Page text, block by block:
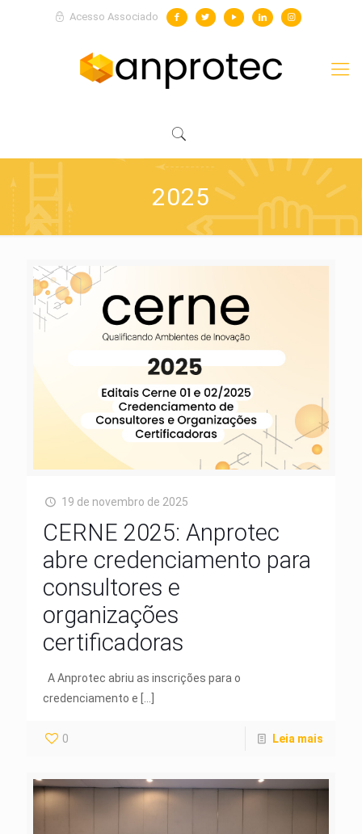
Acesso Associado
2025
19 de novembro de 2025
CERNE 2025: Anprotec
abre credenciamento para
consultores e
organizações
certificadoras
A Anprotec abriu as inscrições para o
credenciamento e […]
0 Leia mais